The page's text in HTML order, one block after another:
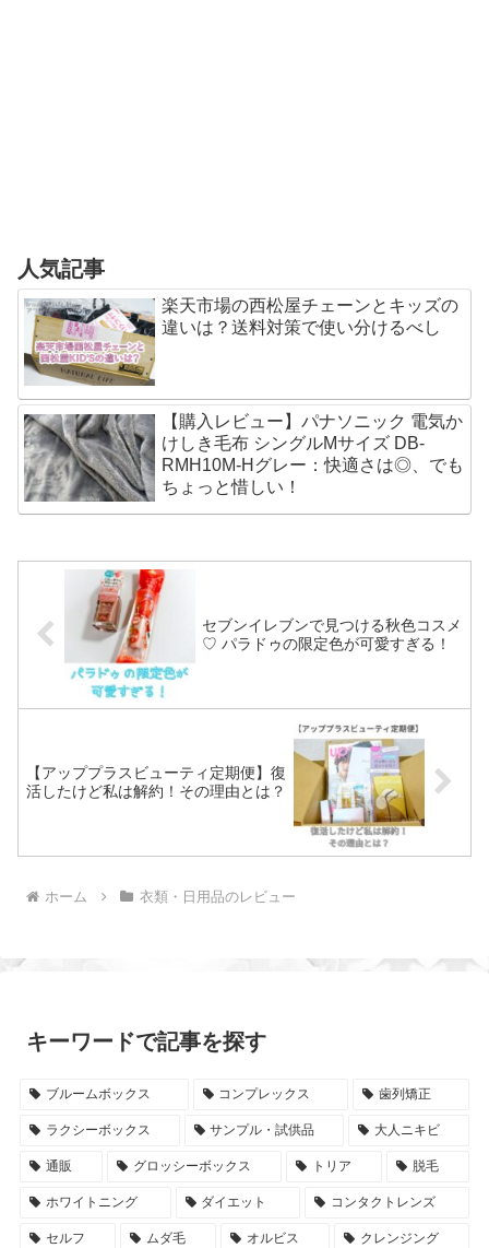
人気記事
楽天市場の西松屋チェーンとキッズの
違いは？送料対策で使い分けるべし
【購入レビュー】パナソニック 電気か
けしき毛布 シングルMサイズ DB-
RMH10M-Hグレー：快適さは◎、でも
ちょっと惜しい！
セブンイレブンで見つける秋色コスメ
♡ パラドゥの限定色が可愛すぎる！
【アッププラスビューティ定期便】復
活したけど私は解約！その理由とは？
ホーム 衣類・日用品のレビュー
キーワードで記事を探す
ブルームボックス コンプレックス 歯列矯正
ラクシーボックス サンプル・試供品 大人ニキビ
通販 グロッシーボックス トリア 脱毛
ホワイトニング ダイエット コンタクトレンズ
セルフ ムダ毛 オルビス クレンジング